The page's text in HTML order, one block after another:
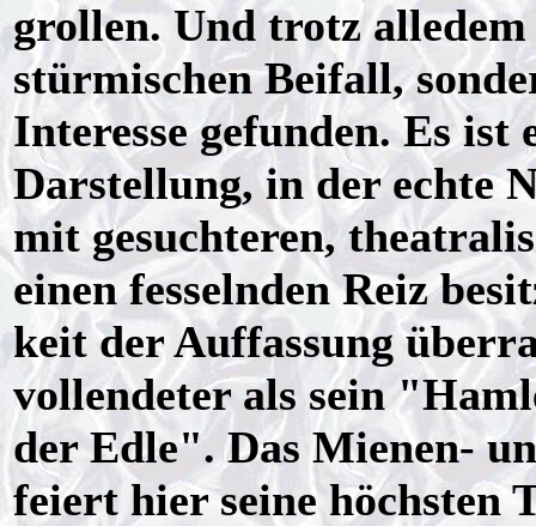
grollen. Und trotz
stürmischen Beifall,
Interesse gefunden. Es ist
Darstellung, in der echte
mit gesuchteren,
einen fesselnden Reiz
keit der Auffassung
vollendeter als sein
der Edle". Das Mienen-
feiert hier seine höchsten